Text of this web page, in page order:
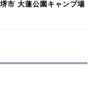
市 大蓮公園キャンプ場